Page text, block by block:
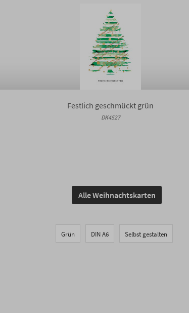
Festlich geschmückt grün
DK4527
Alle Weihnachtskarten
Grün DIN A6 Selbst gestalten